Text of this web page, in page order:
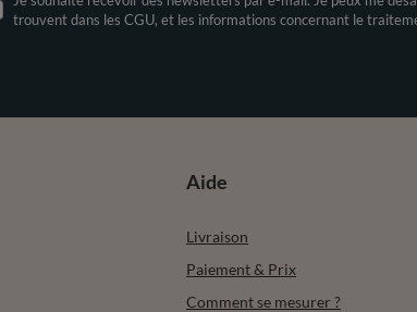
trouvent dans les CGU, et les informations concernant le
Aide
Livraison
Paiement & Prix
Comment se mesurer ?